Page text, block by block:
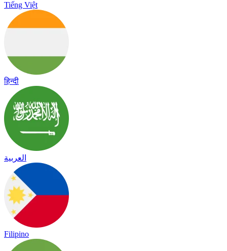
Tiếng Việt
हिन्दी
العربية
Filipino